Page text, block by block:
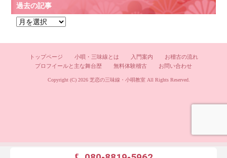
過去の記事
の
トップページ 小唄・三味線とは 入門案内
お稽古の流れ
プロフイールと主な舞台歴
無料体験稽古 お問い合わせ
Copyright (C) 2026 芝恋の三味線・小唄教室All Rights Reserved.